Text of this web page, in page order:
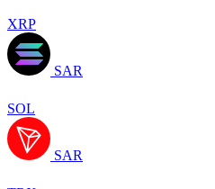
XRP
SAR
SOL
SAR